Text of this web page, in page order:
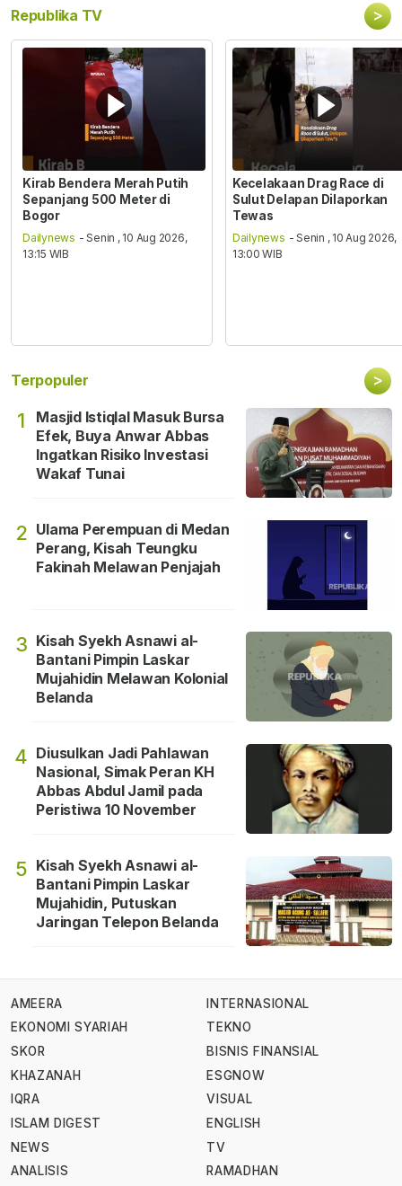
Republika TV >
Kirab Bendera Merah Putih
Sepanjang 500 Meter di
Bogor
Dailynews - Senin , 10 Aug 2026,
13:15 WIB
Kecelakaan Drag Race di
Sulut Delapan Dilaporkan
Tewas
Dailynews - Senin , 10 Aug 2026,
13:00 WIB
Terpopuler >
1
Masjid Istiqlal Masuk Bursa
Efek, Buya Anwar Abbas
Ingatkan Risiko Investasi
Wakaf Tunai
2 Ulama Perempuan di Medan
Perang, Kisah Teungku
Fakinah Melawan Penjajah
3 Kisah Syekh Asnawi al-
Bantani Pimpin Laskar
Mujahidin Melawan Kolonial
Belanda
4 Diusulkan Jadi Pahlawan
Nasional, Simak Peran KH
Abbas Abdul Jamil pada
Peristiwa 10 November
5 Kisah Syekh Asnawi al-
Bantani Pimpin Laskar
Mujahidin, Putuskan
Jaringan Telepon Belanda
AMEERA
EKONOMI SYARIAH
SKOR
KHAZANAH
IQRA
ISLAM DIGEST
NEWS
ANALISIS
INTERNASIONAL
TEKNO
BISNIS FINANSIAL
ESGNOW
VISUAL
ENGLISH
TV
RAMADHAN